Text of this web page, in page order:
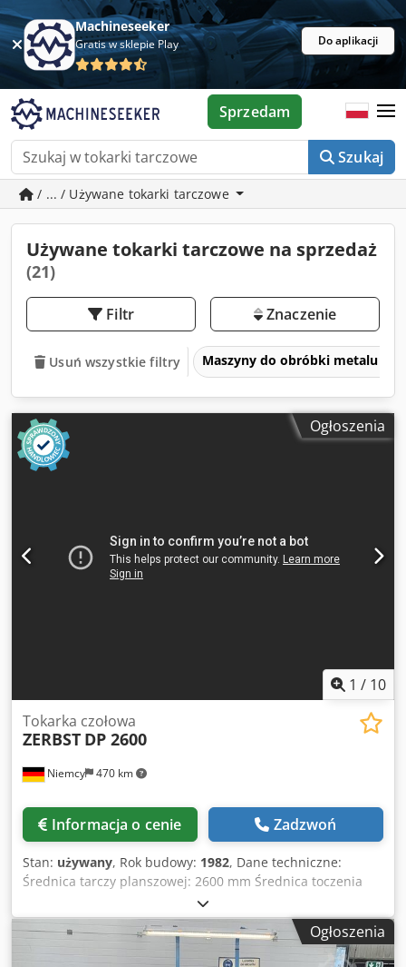
Machineseeker
Gratis w sklepie Play Do aplikacji
Szukaj
Sprzedam
/ ... / Używane tokarki tarczowe
Używane tokarki tarczowe na sprzedaż
(21)
Filtr Znaczenie
Usuń wszystkie filtry Maszyny do obróbki metalu i
Ogłoszenia
1 / 10
Niemcy 470 km
Tokarka czołowa
ZERBST DP 2600
Informacja o cenie Zadzwoń
Stan: używany, Rok budowy: 1982, Dane techniczne:
Średnica tarczy planszowej: 2600 mm Średnica toczenia
nad suportem: 2500 mm Długość toczenia: - mm Odległość
między kłami: 1600 mm Średnica toczenia nad łożem: 2900
mm Otwór wrzeciona: 100 mm Prędkości obrotowe:
stopniowane biegi obr./min Zakres posuwu: Toczenie
Ogłoszenia